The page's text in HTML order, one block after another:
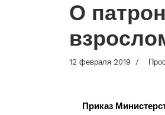
О
12 февраля 2019
Приказ